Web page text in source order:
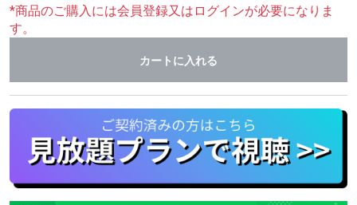
*商品のご購入には会員登録又はログインが必要になりま
す。
カートに入れる